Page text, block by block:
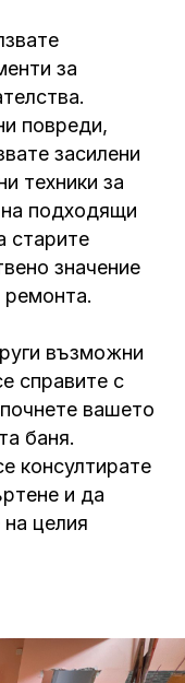
за
повреди,
засилени
техники за
подходящи
старите
значение
възможни
справите с
вашето
баня.
консултирате
и да
целия